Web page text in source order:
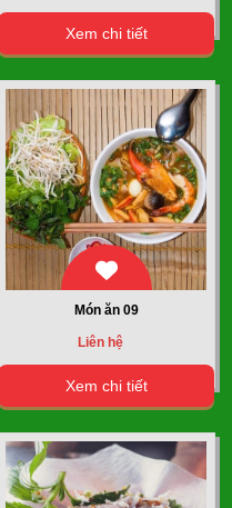
Xem chi tiết
Món ăn 09
Liên hệ
Xem chi tiết